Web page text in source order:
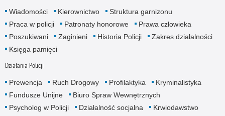
Wiadomości Kierownictwo
Struktura garnizonu
Praca w policji
Patronaty honorowe
Prawa człowieka
Poszukiwani
Zaginieni Historia Policji
Zakres działalności
Księga pamięci
Działania Policji
Prewencja Ruch Drogowy Profilaktyka
Kryminalistyka
Fundusze Unijne
Biuro Spraw Wewnętrznych
Psycholog w Policji
Działalność socjalna
Krwiodawstwo